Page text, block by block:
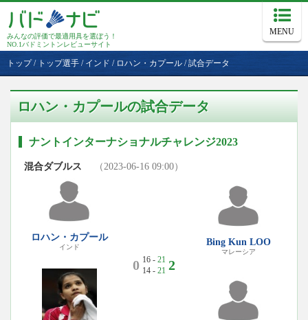
みんなの評価で最適用具を選ぼう！
NO.1バドミントンレビューサイト
MENU
トップ/ トップ選手 / インド / ロハン・カプール /試合データ
ロハン・カプールの試合データ
ナントインターナショナルチャレンジ2023
混合ダブルス （2023-06-16 09:00）
ロハン・カプール
インド
0 16 - 21
14 - 21 2
Bing Kun LOO
マレーシア